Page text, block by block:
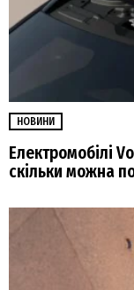
НОВИНИ
Електромобілі
скільки можна